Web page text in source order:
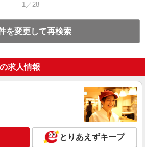
1／28
を変更して再検索
求人情報
とりあえずキープ